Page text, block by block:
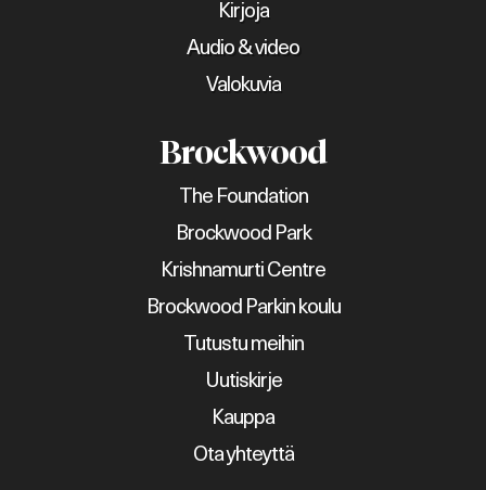
Kirjoja
Audio & video
Valokuvia
Brockwood
The Foundation
Brockwood Park
Krishnamurti Centre
Brockwood Parkin koulu
Tutustu meihin
Uutiskirje
Kauppa
Ota yhteyttä